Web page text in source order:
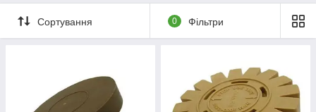
Сортування 0 Фільтри